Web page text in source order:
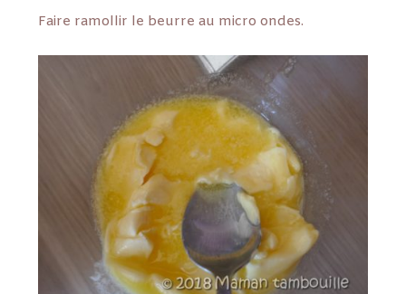
Faire ramollir le beurre au micro ondes.